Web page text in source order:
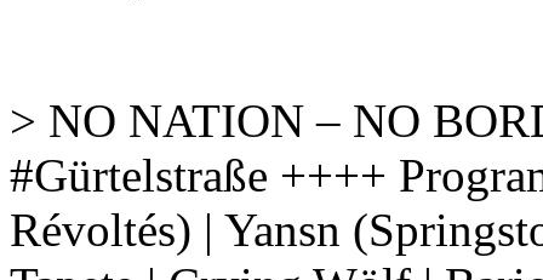
> NO NATION – NO
#Gürtelstraße ++++
Révoltés) | Yansn